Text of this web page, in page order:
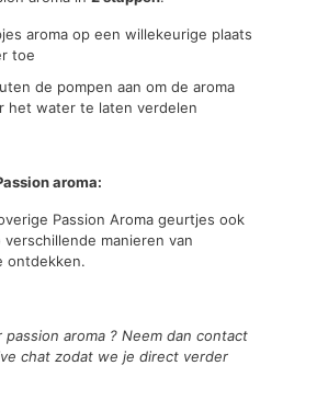
aroma op een willekeurige plaats
toe
de pompen aan om de aroma
het water te laten verdelen
aroma:
Passion Aroma geurtjes ook
manieren van
ontdekken.
aroma ? Neem dan contact
chat zodat we je direct verder